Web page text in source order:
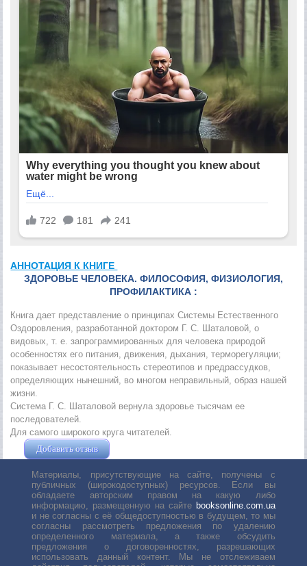
АННОТАЦИЯ К КНИГЕ
ЗДОРОВЬЕ ЧЕЛОВЕКА. ФИЛОСОФИЯ, ФИЗИОЛОГИЯ,
ПРОФИЛАКТИКА :
Книга дает представление о принципах Системы Естественного
Оздоровления, разработанной доктором Г. С. Шаталовой, о
видовых, т. е. запрограммированных для человека природой
особенностях его питания, движения, дыхания, терморегуляции;
показывает несостоятельность стереотипов и предрассудков,
определяющих нынешний, во многом неправильный, образ нашей
жизни.
Система Г. С. Шаталовой вернула здоровье тысячам ее
последователей.
Для самого широкого круга читателей.
Добавить отзыв
Материалы, присутствующие на сайте, получены с
публичных (широкодоступных) ресурсов. Если вы
обладаете авторским правом на какую либо
информацию, размещенную на сайте booksonline.com.ua
и не согласны с её общедоступностью в будущем, то мы
согласны рассмотреть предложения по удалению
определенного материала, а также обсудить
предложения о договоренностях, разрешающих
использовать данный контент. Мы не отслеживаем